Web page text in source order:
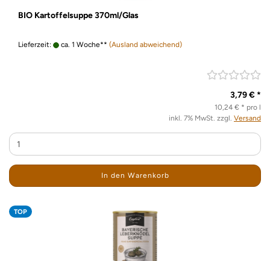
BIO Kartoffelsuppe 370ml/Glas
Lieferzeit: ca. 1 Woche** (Ausland abweichend)
3,79 € *
10,24 € * pro l
inkl. 7% MwSt. zzgl. Versand
In den Warenkorb
TOP